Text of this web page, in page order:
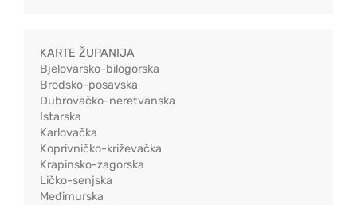
KARTE ŽUPANIJA
Bjelovarsko-bilogorska
Brodsko-posavska
Dubrovačko-neretvanska
Istarska
Karlovačka
Koprivničko-križevačka
Krapinsko-zagorska
Ličko-senjska
Međimurska